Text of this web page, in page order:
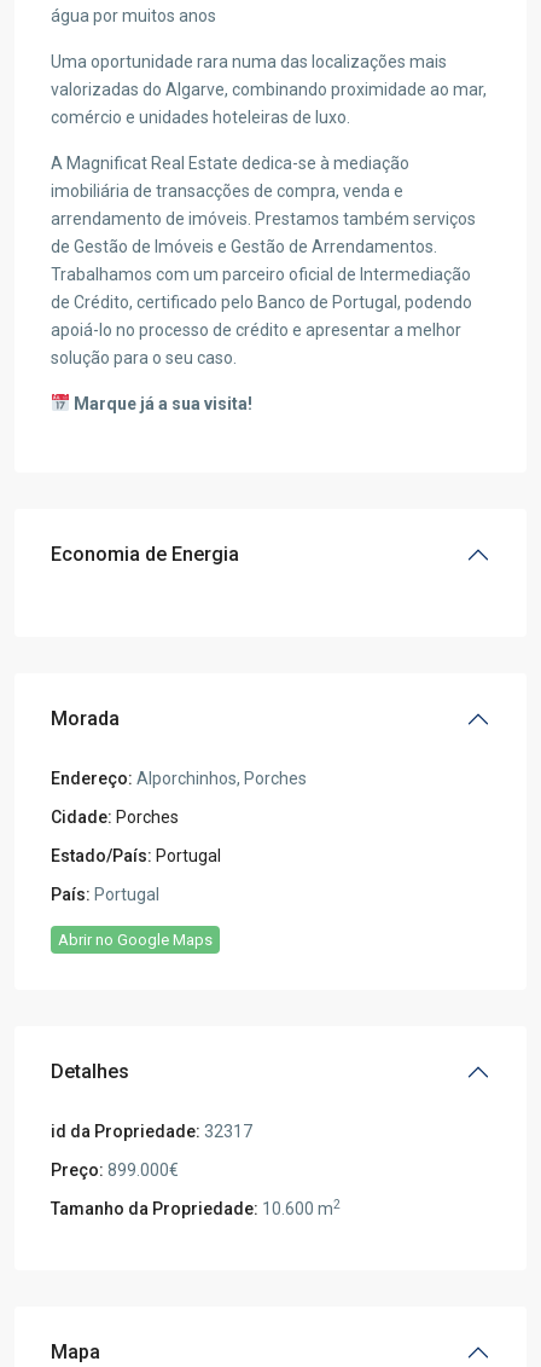
água por muitos anos
Uma oportunidade rara numa das localizações mais
valorizadas do Algarve, combinando proximidade ao mar,
comércio e unidades hoteleiras de luxo.
A Magnificat Real Estate dedica-se à mediação
imobiliária de transacções de compra, venda e
arrendamento de imóveis. Prestamos também serviços
de Gestão de Imóveis e Gestão de Arrendamentos.
Trabalhamos com um parceiro oficial de Intermediação
de Crédito, certificado pelo Banco de Portugal, podendo
apoiá-lo no processo de crédito e apresentar a melhor
solução para o seu caso.
Marque já a sua visita!
Economia de Energia
Morada
Endereço: Alporchinhos, Porches
Cidade: Porches
Estado/País: Portugal
País: Portugal
Abrir no Google Maps
Detalhes
id da Propriedade: 32317
Preço: 899.000€
Tamanho da Propriedade: 10.600 m2
Mapa